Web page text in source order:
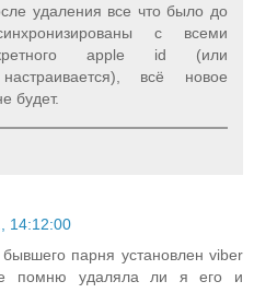
удаления все что было до
с всеми
apple id (или
всё новое
будет.
14:12:00
парня установлен viber
помню удаляла ли я его и